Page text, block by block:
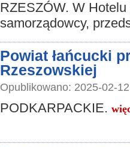
RZESZÓW. W
samorządowcy,
Powiat łańcucki
Rzeszowskiej
Opublikowano: 2025-02-
PODKARPACKIE.